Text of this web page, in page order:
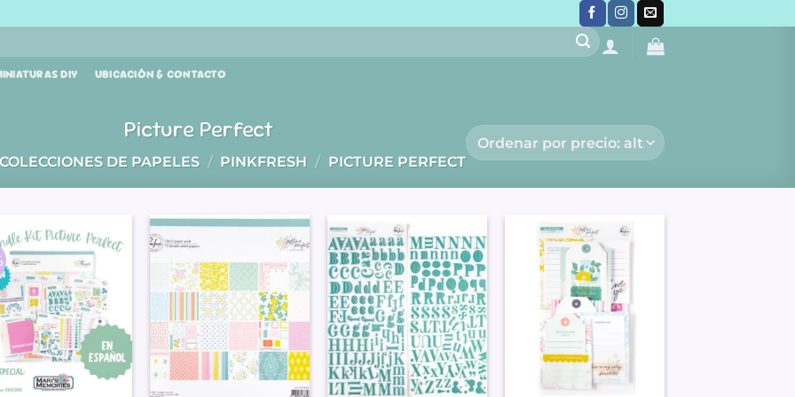
DIY UBICACIÓN & CONTACTO
Picture Perfect
COLECCIONES DE PAPELES / PINKFRESH / PICTURE PERFECT